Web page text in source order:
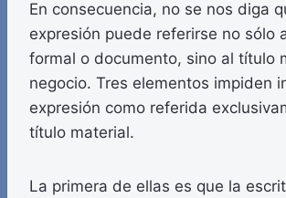
En consecuencia, no se nos diga
expresión puede referirse no sólo
formal o documento, sino al título
negocio. Tres elementos impiden
expresión como referida
título material.
La primera de ellas es que la